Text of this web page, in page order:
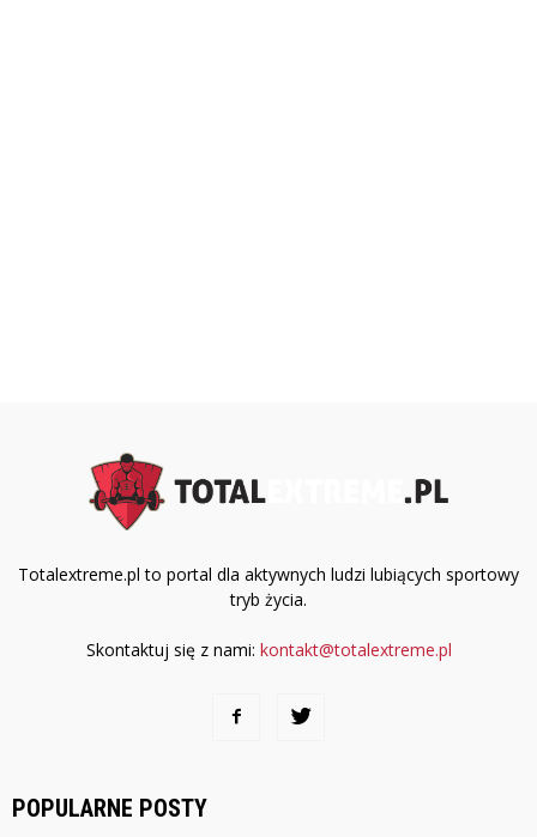
Totalextreme.pl to portal dla aktywnych ludzi lubiących sportowy
tryb życia.
Skontaktuj się z nami: kontakt@totalextreme.pl
POPULARNE POSTY